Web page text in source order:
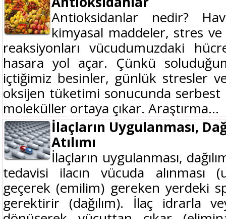
Antioksidanlar nedir?
kimyasal maddeler, stres
reaksiyonları vücudumuzdaki
hasara yol açar. Çünkü
içtiğimiz besinler, günlük stresler
oksijen tüketimi sonucunda serbest
moleküller ortaya çıkar. Araştırma...
İlaçların Uygulanması,
Atılımı
İlaçların uygulanması,
tedavisi ilacın vücuda alınması
geçerek (emilim) gereken yerdeki
gerektirir (dağılım). İlaç idrarla